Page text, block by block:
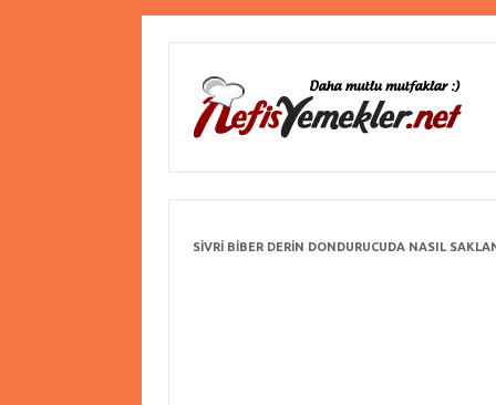
SIVRI BIBER DERIN DONDURUCUDA NASIL